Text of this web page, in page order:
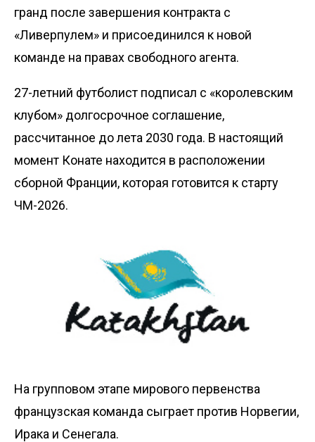
гранд после завершения контракта с
«Ливерпулем» и присоединился к новой
команде на правах свободного агента.
27-летний футболист подписал с «королевским
клубом» долгосрочное соглашение,
рассчитанное до лета 2030 года. В настоящий
момент Конате находится в расположении
сборной Франции, которая готовится к старту
ЧМ-2026.
На групповом этапе мирового первенства
французская команда сыграет против Норвегии,
Ирака и Сенегала.